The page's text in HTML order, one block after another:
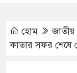
হোম
জাতীয়
কাতার সফর শেষে